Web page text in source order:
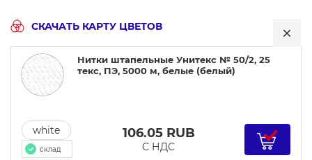
50/2,
текс,
ПЭ,
5000
белые
СКАЧАТЬ КАРТУ ЦВЕТОВ
Нитки штапельные Унитекс № 50/2, 25
текс, ПЭ, 5000 м, белые (белый)
white
склад
106.05 RUB
С НДС